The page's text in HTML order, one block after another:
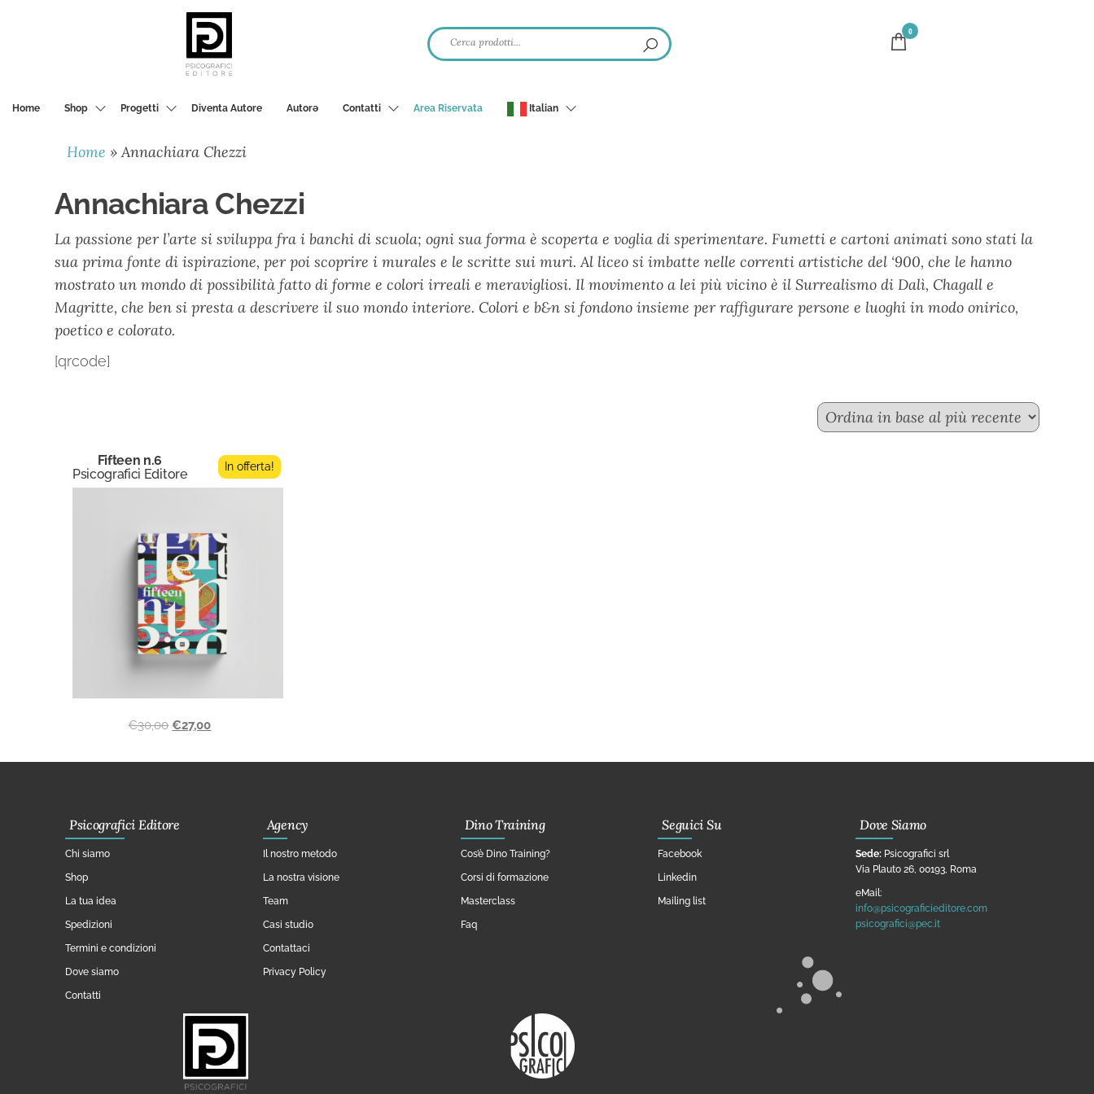
0
Home Shop Progetti Diventa Autore Autorә Contatti Area Riservata Italian
Home »Annachiara Chezzi
Annachiara Chezzi
La passione per l’arte si sviluppa fra i banchi di scuola; ogni sua forma è scoperta e voglia di sperimentare. Fumetti e cartoni animati sono stati la
sua prima fonte di ispirazione, per poi scoprire i murales e le scritte sui muri. Al liceo si imbatte nelle correnti artistiche del ‘900, che le hanno
mostrato un mondo di possibilità fatto di forme e colori irreali e meravigliosi. Il movimento a lei più vicino è il Surrealismo di Dalì, Chagall e
Magritte, che ben si presta a descrivere il suo mondo interiore. Colori e b&n si fondono insieme per raffigurare persone e luoghi in modo onirico,
poetico e colorato.
[qrcode]
Fifteen n.6
Psicografici Editore
In offerta!
€30,00 €27,00
Psicografici Editore
Chi siamo
Shop
La tua idea
Spedizioni
Termini e condizioni
Dove siamo
Contatti
Agency
Il nostro metodo
La nostra visione
Team
Casi studio
Contattaci
Privacy Policy
Dino Training
Cos’è Dino Training?
Corsi di formazione
Masterclass
Faq
Seguici Su
Facebook
Linkedin
Mailing list
Dove Siamo
Sede: Psicografici srl
Via Plauto 26, 00193, Roma
eMail:
info@psicograficieditore.com
psicografici@pec.it